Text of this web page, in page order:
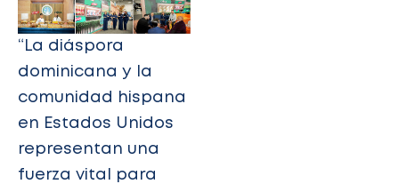
“La diáspora
dominicana y la
comunidad hispana
en Estados Unidos
representan una
fuerza vital para